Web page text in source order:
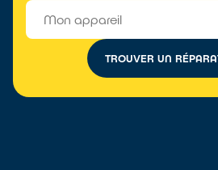
TROUVER UN